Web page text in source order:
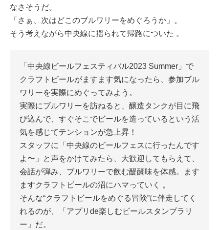
なさそうだ。
「さぁ、次はどこのブルワリーをめぐろうか」。
そう考えながら中央線に揺られて帰路についた 。
「中央線ビールフェスティバル2023 Summer」で
クラフトビールがますます気になったら、参加ブル
ワリーを実際にめぐってみよう。
実際にブルワリーを訪ねると、醸造タンクが目に飛
び込んで、すぐそこでビールを造っているという活
気を感じてテンションが急上昇！
スタッフに「中央線のビールフェスに行ったんです
よ〜」と声をかけてみたら、大歓迎してもらえて、
会話が弾み、ブルワリーで飲む醍醐味を体感。ます
ますクラフトビールの沼にハマっていく 。
そんな“クラフトビールをめぐる冒険”に伴走してく
れるのが、「アプリde楽しむビールスタンプラリ
ー」だ。